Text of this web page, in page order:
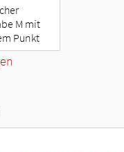
M mit
Punkt